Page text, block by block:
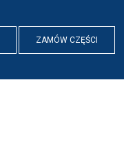
ZAMÓW CZĘŚCI